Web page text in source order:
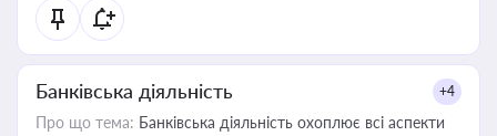
Банківська діяльність +4
Про що тема: Банківська діяльність охоплює всі аспекти